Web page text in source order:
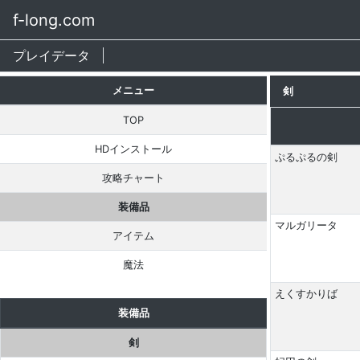
f-long.com
プレイデータ
メニュー
TOP
HDインストール
攻略チャート
装備品
アイテム
魔法
装備品
剣
剣
ぷるぷるの剣
マルガリータ
えくすかりば